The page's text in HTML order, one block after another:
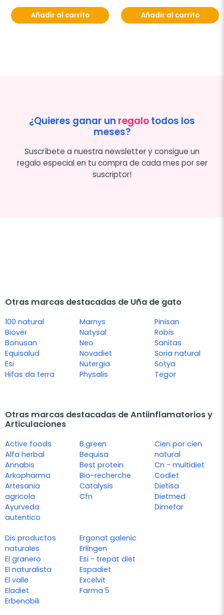
Añadir al carrito Añadir al carrito
¿Quieres ganar un regalotodos los
meses?
Suscríbete a nuestra newsletter y consigue un
regalo especial en tu compra de cada mes por ser
suscriptor!
Otras marcas destacadas de Uña de gato
100 natural
Biover
Bonusan
Equisalud
Esi
Hifas da terra
Marnys
Natysal
Neo
Novadiet
Nutergia
Physalis
Pinisan
Robis
Sanitas
Soria natural
Sotya
Tegor
Otras marcas destacadas de Antiinflamatorios y
Articulaciones
Active foods
Alfa herbal
Annabis
Arkopharma
Artesania
agricola
Ayurveda
autentico
B.green
Bequisa
Best protein
Bio-recherche
Catalysis
Cfn
Cien por cien
natural
Cn - multidiet
Codiet
Dietisa
Dietmed
Dimefar
Dis productos
naturales
El granero
El naturalista
El valle
Eladiet
Erbenobili
Ergonat galenic
Erlingen
Esi - trepat diet
Espadiet
Excelvit
Farma 5